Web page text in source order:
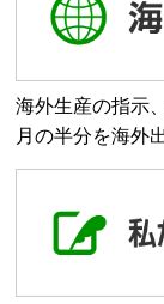
海外生産の指示
月の半分を海外